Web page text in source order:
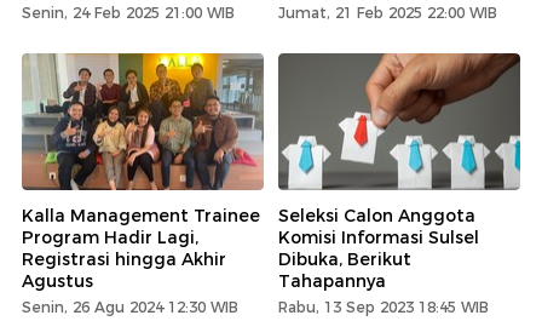
Senin, 24 Feb 2025 21:00 WIB Jumat, 21 Feb 2025 22:00 WIB
Kalla Management Trainee
Program Hadir Lagi,
Registrasi hingga Akhir
Agustus
Senin, 26 Agu 2024 12:30 WIB
Seleksi Calon Anggota
Komisi Informasi Sulsel
Dibuka, Berikut
Tahapannya
Rabu, 13 Sep 2023 18:45 WIB